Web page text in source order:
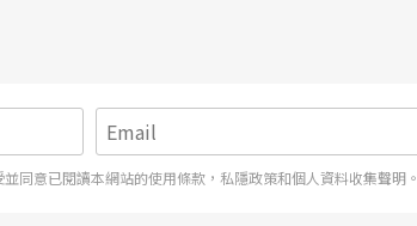
同意已閱讀本網站的使用條款，私隱政策和個人資料收集聲明。